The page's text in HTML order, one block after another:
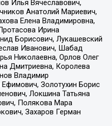
Илья Вячеславович,
Анатолий Мариевич,
Елена Владимировна,
Ирина
Борисович, Лукашевский
Иванович, Шабад
Николаевна, Орлов Олег
Дмитриевна, Королева
Владимир
Золотухин Борис
Локшина Татьяна
Полякова Мара
Захаров Герман